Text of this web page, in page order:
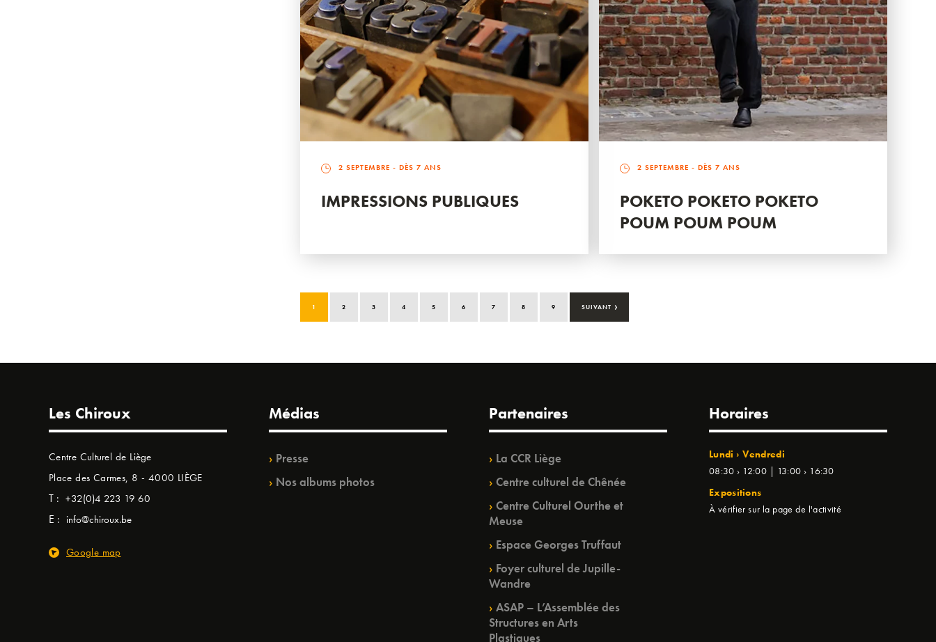
2 SEPTEMBRE - DÈS 7 ANS
IMPRESSIONS PUBLIQUES
2 SEPTEMBRE - DÈS 7 ANS
POKETO POKETO POKETO
POUM POUM POUM
1 2 3 4 5 6 7 8 9 SUIVANT ›
Les Chiroux
Centre Culturel de Liège
Place des Carmes, 8 - 4000 LIÈGE
T : +32(0)4 223 19 60
E : info@chiroux.be
Google map
Médias
Presse
Nos albums photos
Partenaires
La CCR Liège
Centre culturel de Chênée
Centre Culturel Ourthe et
Meuse
Espace Georges Truffaut
Foyer culturel de Jupille-
Wandre
ASAP – L’Assemblée des
Structures en Arts
Plastiques
Horaires
Lundi › Vendredi
08:30 › 12:00 | 13:00 › 16:30
Expositions
À vérifier sur la page de l'activité